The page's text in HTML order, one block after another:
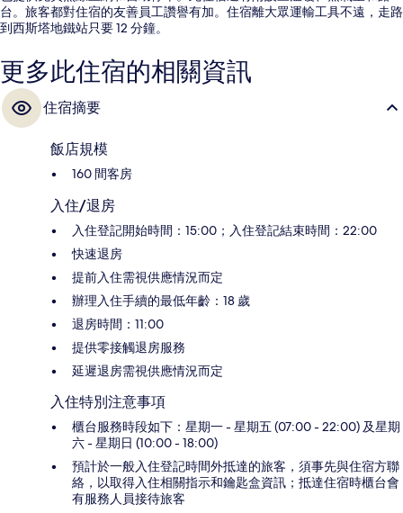
台。旅客都對住宿的友善員工讚譽有加。住宿離大眾運輸工具不遠，走路
到西斯塔地鐵站只要 12 分鐘。
更多此住宿的相關資訊
住宿摘要
飯店規模
160 間客房
入住/退房
入住登記開始時間：15:00；入住登記結束時間：22:00
快速退房
提前入住需視供應情況而定
辦理入住手續的最低年齡：18 歲
退房時間：11:00
提供零接觸退房服務
延遲退房需視供應情況而定
入住特別注意事項
櫃台服務時段如下：星期一 - 星期五 (07:00 - 22:00) 及星期
六 - 星期日 (10:00 - 18:00)
預計於一般入住登記時間外抵達的旅客，須事先與住宿方聯
絡，以取得入住相關指示和鑰匙盒資訊；抵達住宿時櫃台會
有服務人員接待旅客